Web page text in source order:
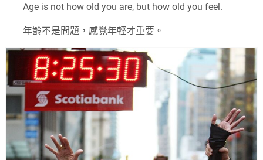
Age is not how old you are, but how old you feel.
年齡不是問題，感覺年輕才重要。